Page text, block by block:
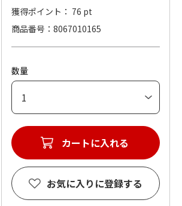
獲得ポイント： 76 pt
商品番号
8067010165
数量
カートに入れる
お気に入りに登録する